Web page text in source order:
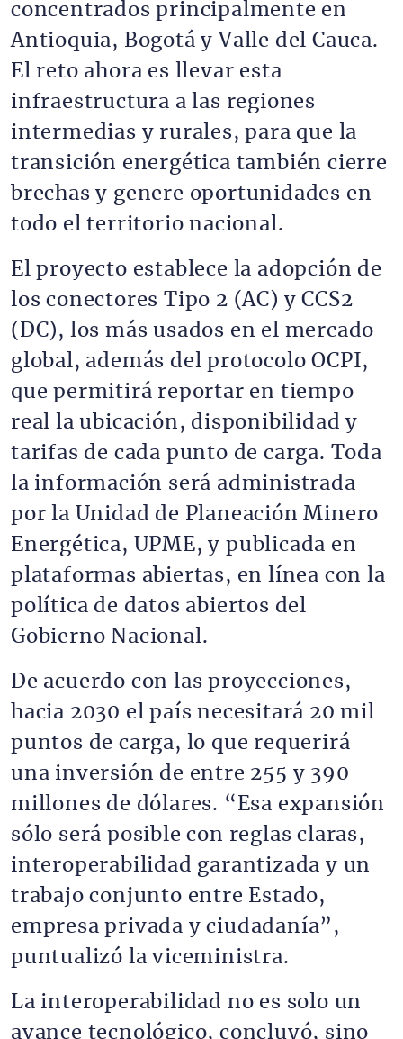
concentrados principalmente en
Antioquia, Bogotá y Valle del Cauca.
El reto ahora es llevar esta
infraestructura a las regiones
intermedias y rurales, para que la
transición energética también cierre
brechas y genere oportunidades en
todo el territorio nacional.
El proyecto establece la adopción de
los conectores Tipo 2 (AC) y CCS2
(DC), los más usados en el mercado
global, además del protocolo OCPI,
que permitirá reportar en tiempo
real la ubicación, disponibilidad y
tarifas de cada punto de carga. Toda
la información será administrada
por la Unidad de Planeación Minero
Energética, UPME, y publicada en
plataformas abiertas, en línea con la
política de datos abiertos del
Gobierno Nacional.
De acuerdo con las proyecciones,
hacia 2030 el país necesitará 20 mil
puntos de carga, lo que requerirá
una inversión de entre 255 y 390
millones de dólares. “Esa expansión
sólo será posible con reglas claras,
interoperabilidad garantizada y un
trabajo conjunto entre Estado,
empresa privada y ciudadanía”,
puntualizó la viceministra.
La interoperabilidad no es solo un
avance tecnológico, concluyó, sino